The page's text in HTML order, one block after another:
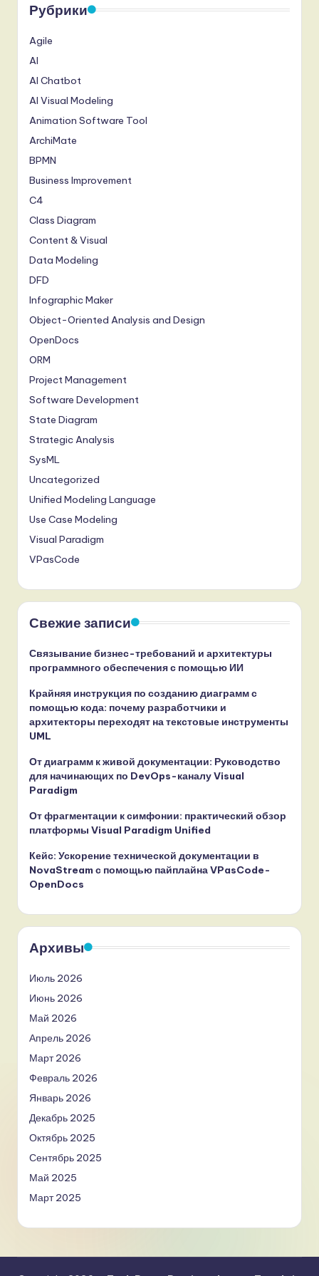
Рубрики
Agile
AI
AI Chatbot
AI Visual Modeling
Animation Software Tool
ArchiMate
BPMN
Business Improvement
C4
Class Diagram
Content & Visual
Data Modeling
DFD
Infographic Maker
Object-Oriented Analysis and Design
OpenDocs
ORM
Project Management
Software Development
State Diagram
Strategic Analysis
SysML
Uncategorized
Unified Modeling Language
Use Case Modeling
Visual Paradigm
VPasCode
Свежие записи
Связывание бизнес-требований и архитектуры
программного обеспечения с помощью ИИ
Крайняя инструкция по созданию диаграмм с
помощью кода: почему разработчики и
архитекторы переходят на текстовые инструменты
UML
От диаграмм к живой документации: Руководство
для начинающих по DevOps-каналу Visual
Paradigm
От фрагментации к симфонии: практический обзор
платформы Visual Paradigm Unified
Кейс: Ускорение технической документации в
NovaStream с помощью пайплайна VPasCode-
OpenDocs
Архивы
Июль 2026
Июнь 2026
Май 2026
Апрель 2026
Март 2026
Февраль 2026
Январь 2026
Декабрь 2025
Октябрь 2025
Сентябрь 2025
Май 2025
Март 2025